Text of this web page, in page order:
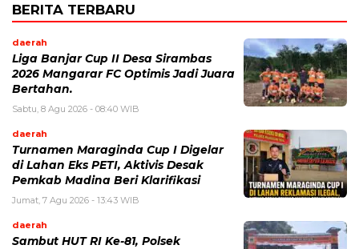
BERITA TERBARU
daerah
Liga Banjar Cup II Desa Sirambas
2026 Mangarar FC Optimis Jadi Juara
Bertahan.
Sabtu, 8 Agu 2026 - 08:40 WIB
daerah
Turnamen Maraginda Cup I Digelar
di Lahan Eks PETI, Aktivis Desak
Pemkab Madina Beri Klarifikasi
Jumat, 7 Agu 2026 - 13:43 WIB
daerah
Sambut HUT RI Ke-81, Polsek